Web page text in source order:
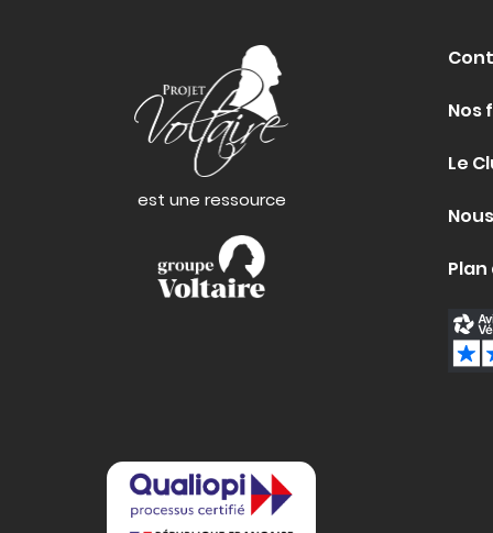
est une ressource
Nos
Le